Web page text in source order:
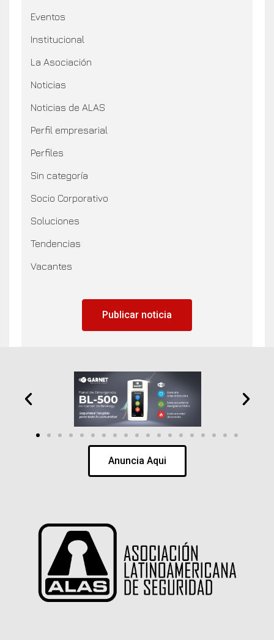
Eventos
Institucional
La Asociación
Noticias
Noticias de ALAS
Perfil empresarial
Perfiles
Sin categoría
Socio Corporativo
Soluciones
Tendencias
Vacantes
Publicar noticia
Anuncia Aqui